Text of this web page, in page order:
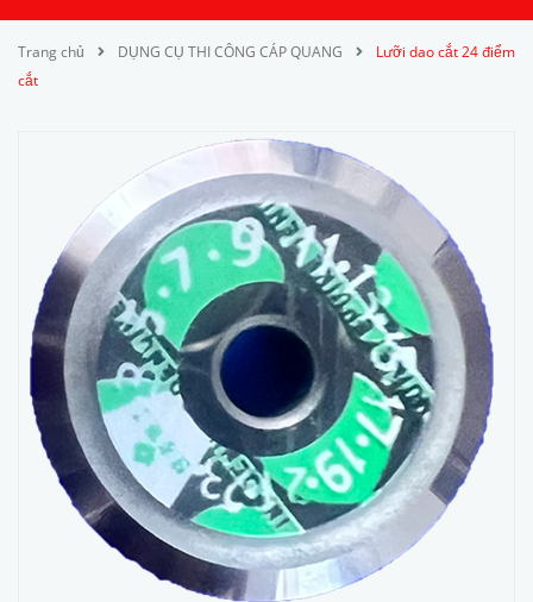
Trang chủ DỤNG CỤ THI CÔNG CÁP QUANG
Lưỡi dao cắt 24 điểm
cắt